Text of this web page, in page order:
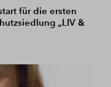
für die ersten
„LIV &